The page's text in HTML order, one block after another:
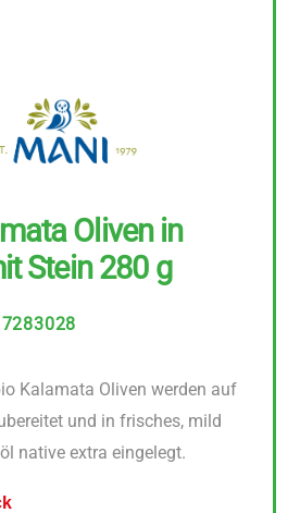
Oliven in
Stein 280 g
7283028
Kalamata Oliven werden auf
und in frisches, mild
native extra eingelegt.